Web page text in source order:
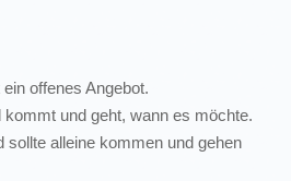
offenes Angebot.
und geht, wann es möchte.
alleine kommen und gehen